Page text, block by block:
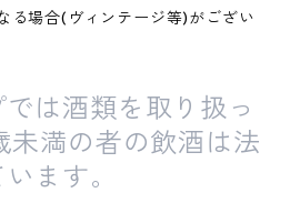
る場合(ヴィンテージ等)がござい
は酒類を取り扱っ
未満の者の飲酒は法
ます。